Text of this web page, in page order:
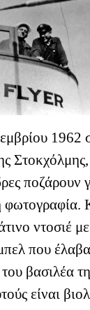
1962
ποζάρουν
φωτογραφία.
ντοσιέ
που
βασιλέα
είναι